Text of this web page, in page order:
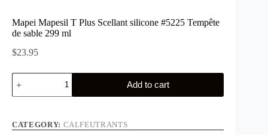
Mapei Mapesil T Plus Scellant silicone #5225 Tempête
de sable 299 ml
$23.95
Mapei
Mapesil
T
silicone
Add to cart
CATEGORY: CALFEUTRANTS